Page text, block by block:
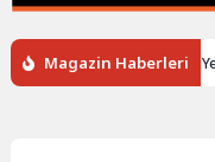
Magazin Haberleri
Tren Biletinde Yeni